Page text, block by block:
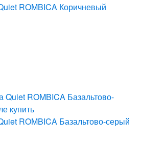
ROMBICA Коричневый
ROMBICA Базальтово-серый